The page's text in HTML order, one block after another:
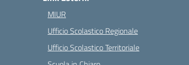
MIUR
Ufficio Scolastico Regionale
Ufficio Scolastico Territoriale